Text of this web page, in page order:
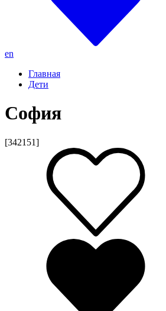
en
Главная
Дети
София
[342151]